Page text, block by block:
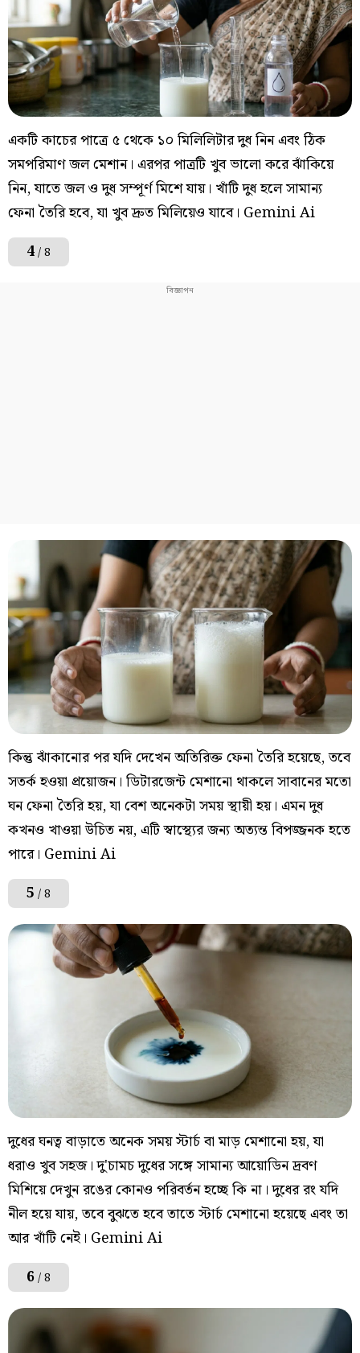
একটি কাচের পাত্রে ৫ থেকে ১০ মিলিলিটার দুধ নিন এবং ঠিক
সমপরিমাণ জল মেশান। এরপর পাত্রটি খুব ভালো করে ঝাঁকিয়ে
নিন, যাতে জল ও দুধ সম্পূর্ণ মিশে যায়। খাঁটি দুধ হলে সামান্য
ফেনা তৈরি হবে, যা খুব দ্রুত মিলিয়েও যাবে। Gemini Ai
4/ 8
কিন্তু ঝাঁকানোর পর যদি দেখেন অতিরিক্ত ফেনা তৈরি হয়েছে, তবে
সতর্ক হওয়া প্রয়োজন। ডিটারজেন্ট মেশানো থাকলে সাবানের মতো
ঘন ফেনা তৈরি হয়, যা বেশ অনেকটা সময় স্থায়ী হয়। এমন দুধ
কখনও খাওয়া উচিত নয়, এটি স্বাস্থ্যের জন্য অত্যন্ত বিপজ্জনক হতে
পারে। Gemini Ai
5 / 8
দুধের ঘনত্ব বাড়াতে অনেক সময় স্টার্চ বা মাড় মেশানো হয়, যা
ধরাও খুব সহজ। দু'চামচ দুধের সঙ্গে সামান্য আয়োডিন দ্রবণ
মিশিয়ে দেখুন রঙের কোনও পরিবর্তন হচ্ছে কি না। দুধের রং যদি
নীল হয়ে যায়, তবে বুঝতে হবে তাতে স্টার্চ মেশানো হয়েছে এবং তা
আর খাঁটি নেই। Gemini Ai
6/ 8